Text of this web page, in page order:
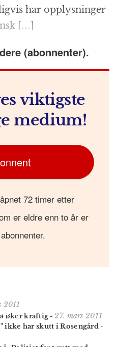
har opplysninger
[…]
(abonnenter).
viktigste
medium!
72 timer etter
er eldre enn to år er
2011
øker kraftig -27. mars 2011
ikke har skutt i Rosengård -